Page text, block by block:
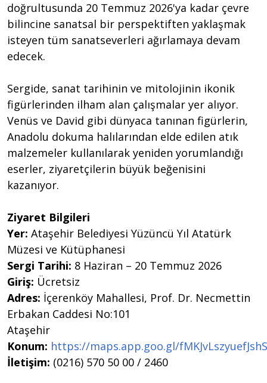
doğrultusunda 20 Temmuz 2026'ya kadar çevre
bilincine sanatsal bir perspektiften yaklaşmak
isteyen tüm sanatseverleri ağırlamaya devam
edecek.
Sergide, sanat tarihinin ve mitolojinin ikonik
figürlerinden ilham alan çalışmalar yer alıyor.
Venüs ve David gibi dünyaca tanınan figürlerin,
Anadolu dokuma halılarından elde edilen atık
malzemeler kullanılarak yeniden yorumlandığı
eserler, ziyaretçilerin büyük beğenisini
kazanıyor.
Ziyaret Bilgileri
Yer: Ataşehir Belediyesi Yüzüncü Yıl Atatürk
Müzesi ve Kütüphanesi
Sergi Tarihi: 8 Haziran – 20 Temmuz 2026
Giriş: Ücretsiz
Adres: İçerenköy Mahallesi, Prof. Dr. Necmettin
Erbakan Caddesi No:101
Ataşehir
Konum: https://maps.app.goo.gl/
İletişim: (0216) 570 50 00 / 2460